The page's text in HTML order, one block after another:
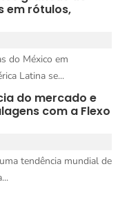
em rótulos,
do México em
Latina se...
do mercado e
com a Flexo
tendência mundial de